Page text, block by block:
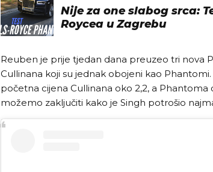
Nije za one slabog srca:
Roycea u Zagrebu
Reuben je prije tjedan dana preuzeo tri nova
Cullinana koji su jednak obojeni kao
početna cijena Cullinana oko 2,2, a Phantoma
možemo zaključiti kako je Singh potrošio